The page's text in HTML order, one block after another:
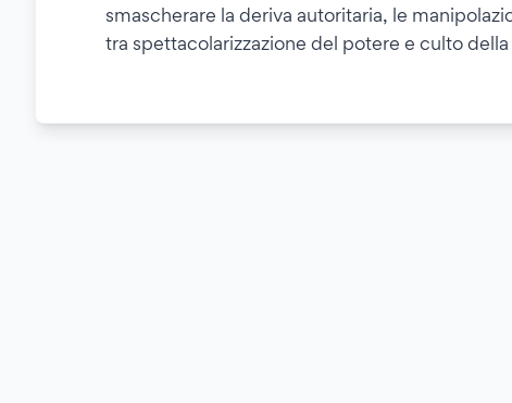
smascherare la deriva autoritaria, le
tra spettacolarizzazione del potere e culto